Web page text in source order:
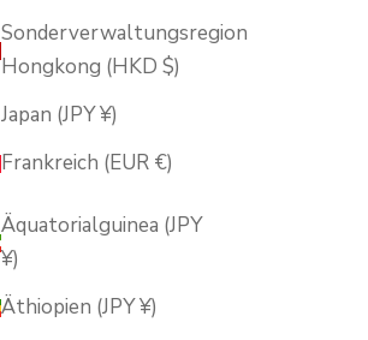
Sonderverwaltungsregion
Hongkong (HKD $)
Japan (JPY ¥)
Frankreich (EUR €)
Äquatorialguinea (JPY
¥)
Äthiopien (JPY ¥)